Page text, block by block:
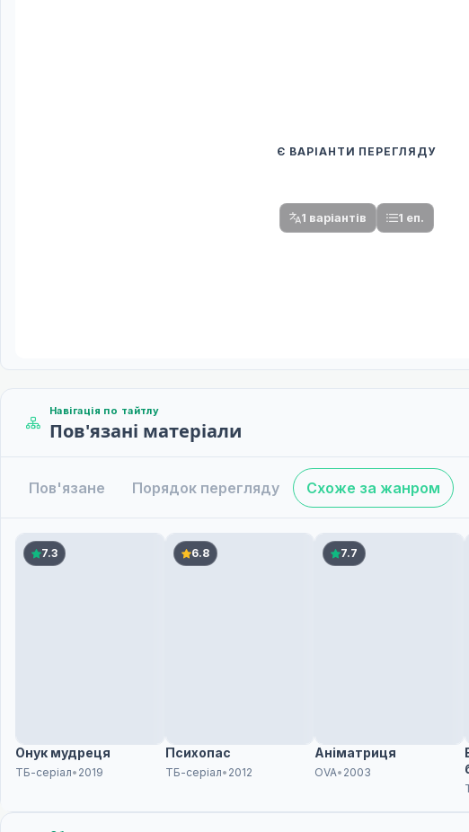
Є ВАРІАНТИ ПЕРЕГЛЯДУ
1 варіантів 1 еп.
Навігація по тайтлу
Пов'язані матеріали
Пов'язане Порядок перегляду Схоже за жанром
7.3
Онук мудреця
ТБ-серіал• 2019
6.8
Психопас
ТБ-серіал• 2012
7.7
Аніматриця
OVA• 2003